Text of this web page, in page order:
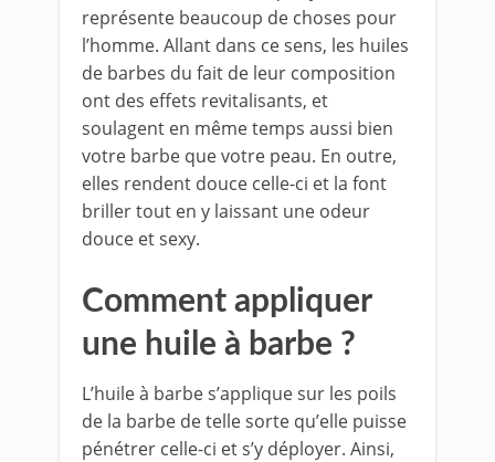
représente beaucoup de choses pour
l’homme. Allant dans ce sens, les huiles
de barbes du fait de leur composition
ont des effets revitalisants, et
soulagent en même temps aussi bien
votre barbe que votre peau. En outre,
elles rendent douce celle-ci et la font
briller tout en y laissant une odeur
douce et sexy.
Comment appliquer
une huile à barbe ?
L’huile à barbe s’applique sur les poils
de la barbe de telle sorte qu’elle puisse
pénétrer celle-ci et s’y déployer. Ainsi,